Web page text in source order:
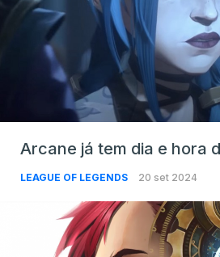
Arcane já tem dia e hora
LEAGUE OF LEGENDS 20 set 2024